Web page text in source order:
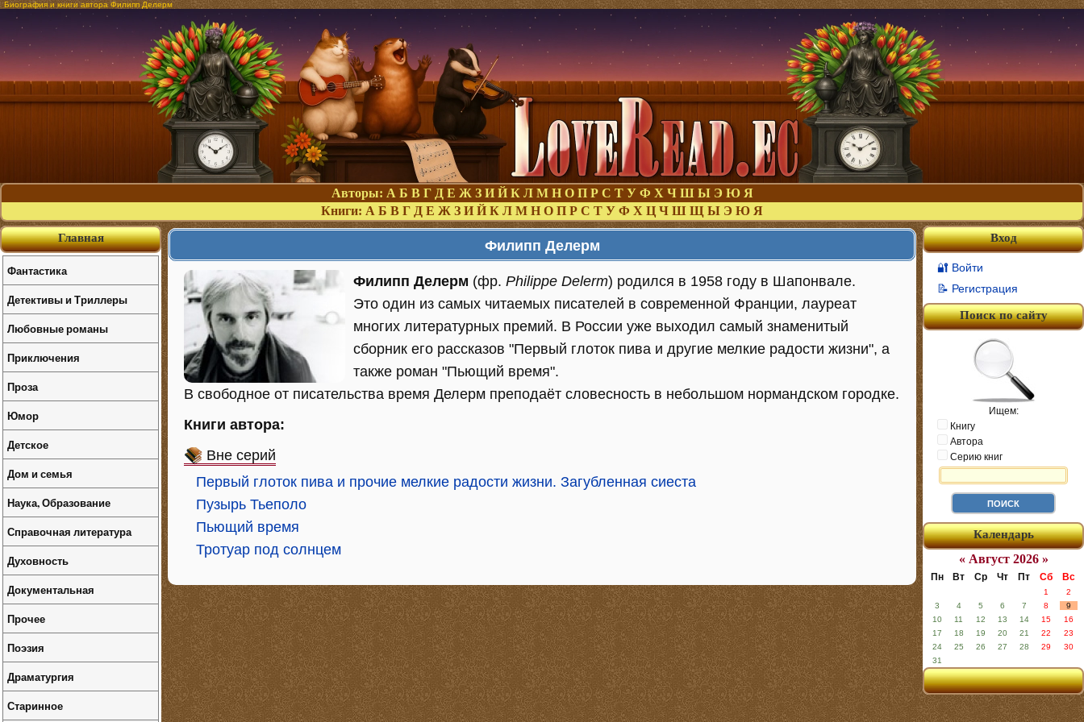
Биография и книги автора Филипп Делерм
Авторы: А Б В Г Д Е Ж З И Й К Л М Н О П Р С Т У Ф Х Ч Ш Ы Э Ю Я
Книги: А Б В Г Д Е Ж З И Й К Л М Н О П Р С Т У Ф Х Ц Ч Ш Щ Ы Э Ю Я
Филипп Делерм
Филипп Делерм (фр. Philippe Delerm) родился в 1958 году в Шапонвале.
Это один из самых читаемых писателей в современной Франции, лауреат
многих литературных премий. В России уже выходил самый знаменитый
сборник его рассказов "Первый глоток пива и другие мелкие радости жизни", а
также роман "Пьющий время".
В свободное от писательства время Делерм преподаёт словесность в небольшом нормандском городке.
Книги автора:
Вне серий
Первый глоток пива и прочие мелкие радости жизни. Загубленная сиеста
Пузырь Тьеполо
Пьющий время
Тротуар под солнцем
Вход
🔐 Войти
📝 Регистрация
Поиск по сайту
Ищем:
Книгу
Автора
Серию книг
Календарь
« Август 2026 »
Пн Вт Ср Чт Пт Сб Вс
1
2
3
4 5 6 7 8
9
10
11 12 13 14 15
16
17
18 19 20 21 22
23
24
25 26 27 28 29
30
31
Главная
Фантастика
Детективы и Триллеры
Любовные романы
Приключения
Проза
Юмор
Детское
Дом и семья
Наука, Образование
Справочная литература
Духовность
Документальная
Прочее
Поэзия
Драматургия
Старинное